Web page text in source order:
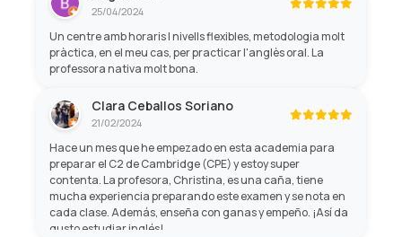
25/04/2024
Un centre amb horaris I nivells flexibles, metodologia molt
pràctica, en el meu cas, per practicar l'anglès oral. La
professora nativa molt bona.
Clara Ceballos Soriano
21/02/2024
Hace un mes que he empezado en esta academia para
preparar el C2 de Cambridge (CPE) y estoy super
contenta. La profesora, Christina, es una caña, tiene
mucha experiencia preparando este examen y se nota en
cada clase. Además, enseña con ganas y empeño. ¡Así da
gusto estudiar inglés!